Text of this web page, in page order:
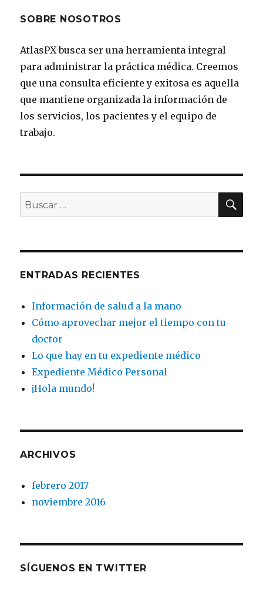
SOBRE NOSOTROS
AtlasPX busca ser una herramienta integral
para administrar la práctica médica. Creemos
que una consulta eficiente y exitosa es aquella
que mantiene organizada la información de
los servicios, los pacientes y el equipo de
trabajo.
Buscar
por:
ENTRADAS RECIENTES
Información de salud a la mano
Cómo aprovechar mejor el tiempo con tu
doctor
Lo que hay en tu expediente médico
Expediente Médico Personal
¡Hola mundo!
ARCHIVOS
febrero 2017
noviembre 2016
SÍGUENOS EN TWITTER